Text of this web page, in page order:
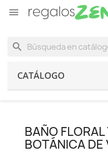

search
CATÁLOGO
BAÑO
BOTÁNICA DE